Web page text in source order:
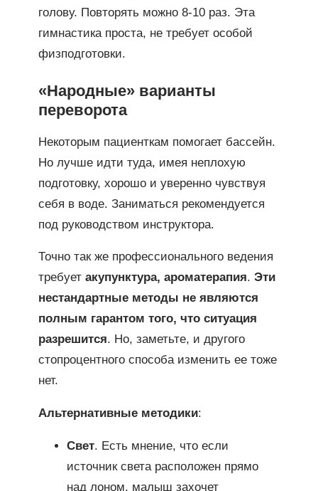
голову. Повторять можно 8-10 раз. Эта
гимнастика проста, не требует особой
физподготовки.
«Народные»варианты
переворота
Некоторым пациенткам помогает бассейн.
Но лучше идти туда, имея неплохую
подготовку, хорошо и уверенно чувствуя
себя в воде. Заниматься рекомендуется
под руководством инструктора.
Точно так же профессионального ведения
требует акупунктура, ароматерапия. Эти
нестандартные методы не являются
полным гарантом того, что ситуация
разрешится. Но, заметьте, и другого
стопроцентного способа изменить ее тоже
нет.
Альтернативные методики:
Свет. Есть мнение, что если
источник света расположен прямо
над лоном, малыш захочет